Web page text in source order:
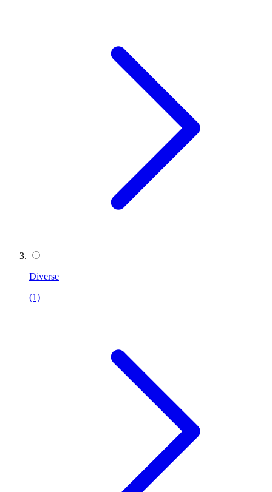
Diverse
(1)